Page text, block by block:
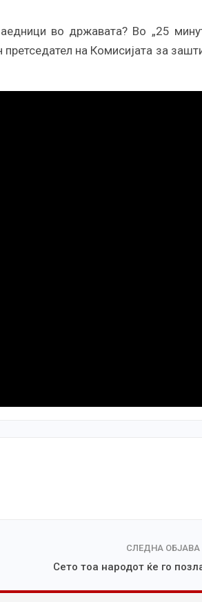
во државата? Во „25
на Комисијата за
СЛЕДНА ОБЈАВА
Сето тоа народот ќе го